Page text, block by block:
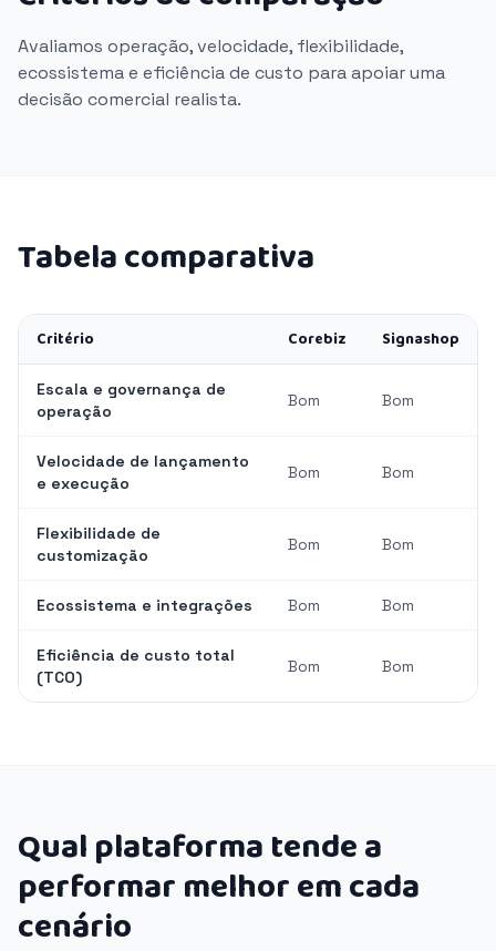
Avaliamos operação, velocidade, flexibilidade,
ecossistema e eficiência de custo para apoiar uma
decisão comercial realista.
Tabela comparativa
Critério Corebiz Signashop
Escala e governança de
operação
Bom Bom
Velocidade de lançamento
e execução
Bom Bom
Flexibilidade de
customização
Bom Bom
Ecossistema e integrações Bom Bom
Eficiência de custo total
(TCO)
Bom Bom
Qual plataforma tende a
performar melhor em cada
cenário